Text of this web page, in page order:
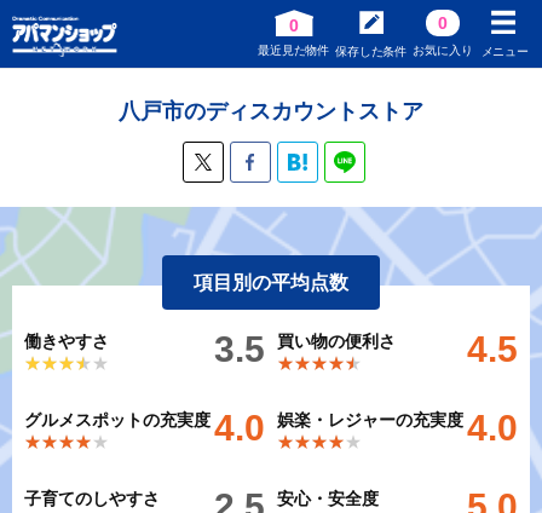
0
最近見た物件 保存した条件
0
お気に入り メニュー
八戸市のディスカウントストア
項目別の平均点数
働きやすさ
★★★★★
★★★★★ 3.5
買い物の便利さ
★★★★★
★★★★★ 4.5
グルメスポットの充実度
★★★★★
★★★★★ 4.0
娯楽・レジャーの充実度
★★★★★
★★★★★ 4.0
子育てのしやすさ
安心・安全度